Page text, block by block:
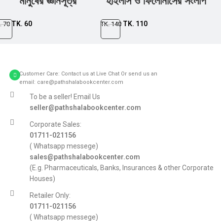
70 TK. 60 TK.140 TK. 110
Customer Care: Contact us at Live Chat Or send us an
email: care@pathshalabookcenter.com
To be a seller! Email Us
seller@pathshalabookcenter.com
Corporate Sales:
01711-021156
( Whatsapp messege)
sales@pathshalabookcenter.com
(E.g. Pharmaceuticals, Banks, Insurances & other Corporate
Houses)
Retailer Only:
01711-021156
( Whatsapp messege)